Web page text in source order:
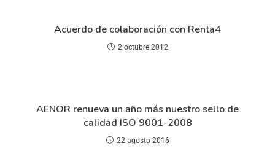
Acuerdo de colaboración con Renta4
2 octubre 2012
AENOR renueva un año más nuestro sello de
calidad ISO 9001-2008
22 agosto 2016